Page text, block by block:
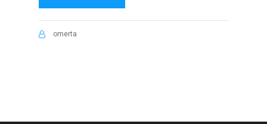
omerta